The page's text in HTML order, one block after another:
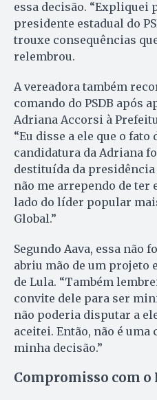
essa decisão. “Expliquei
presidente estadual do
trouxe consequências
relembrou.
A vereadora também
comando do PSDB após
Adriana Accorsi à
“Eu disse a ele que o
candidatura da Adriana
destituída da presidência
não me arrependo de
lado do líder popular
Global.”
Segundo Aava, essa não
abriu mão de um projeto
de Lula. “Também
convite dele para ser
não poderia disputar a
aceitei. Então, não é uma
minha decisão.”
Compromisso com o